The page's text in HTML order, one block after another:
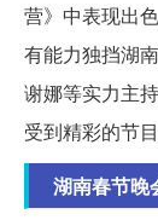
营》中表现出
有能力独挡湖
谢娜等实力主
受到精彩的节目
湖南春节晚